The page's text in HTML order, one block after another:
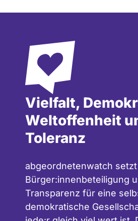
Vielfalt,
Weltoffenheit
Toleranz
abgeordnetenwatch
Bürger:innenbeteiligung
Transparenz für eine
demokratische